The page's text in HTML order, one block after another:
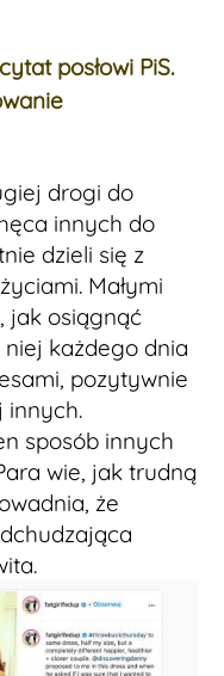
posłowi PiS.
drogi do
innych do
dzieli się z
Małymi
jak osiągnąć
niej każdego dnia
pozytywnie
innych.
sposób innych
wie, jak trudną
że